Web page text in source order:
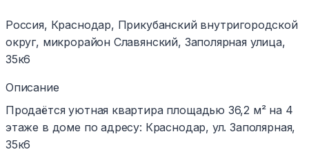
Россия, Краснодар, Прикубанский внутригородской
округ, микрорайон Славянский, Заполярная улица,
35к6
Описание
Продаётся уютная квартира площадью 36,2 м² на 4
этаже в доме по адресу: Краснодар, ул. Заполярная,
35к6